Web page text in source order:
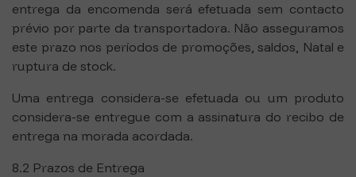
entrega da encomenda será efetuada sem contacto
prévio por parte da transportadora. Não asseguramos
este prazo nos períodos de promoções, saldos, Natal e
ruptura de stock.
Uma entrega considera-se efetuada ou um produto
considera-se entregue com a assinatura do recibo de
entrega na morada acordada.
8.2 Prazos de Entrega